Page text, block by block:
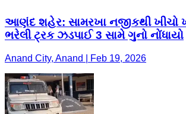
આણંદ શહેર: સામરખા નજીકથી ખીચો
ભરેલી ટ્રક ઝડપાઈ 3 સામે ગુનો નોંધાયો
Anand City, Anand | Feb 19, 2026